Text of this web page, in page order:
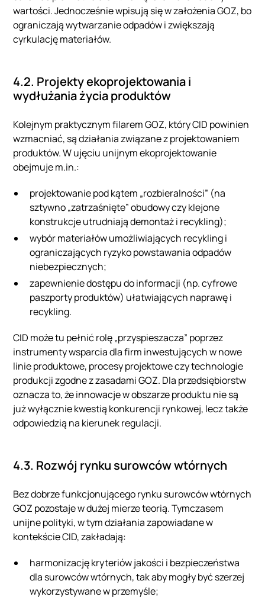
wartości. Jednocześnie wpisują się w założenia GOZ, bo
ograniczają wytwarzanie odpadów i zwiększają
cyrkulację materiałów.
4.2. Projekty ekoprojektowania i
wydłużania życia produktów
Kolejnym praktycznym filarem GOZ, który CID powinien
wzmacniać, są działania związane z projektowaniem
produktów. W ujęciu unijnym ekoprojektowanie
obejmuje m.in.:
projektowanie pod kątem „rozbieralności” (na
sztywno „zatrzaśnięte” obudowy czy klejone
konstrukcje utrudniają demontaż i recykling);
wybór materiałów umożliwiających recykling i
ograniczających ryzyko powstawania odpadów
niebezpiecznych;
zapewnienie dostępu do informacji (np. cyfrowe
paszporty produktów) ułatwiających naprawę i
recykling.
CID może tu pełnić rolę „przyspieszacza” poprzez
instrumenty wsparcia dla firm inwestujących w nowe
linie produktowe, procesy projektowe czy technologie
produkcji zgodne z zasadami GOZ. Dla przedsiębiorstw
oznacza to, że innowacje w obszarze produktu nie są
już wyłącznie kwestią konkurencji rynkowej, lecz także
odpowiedzią na kierunek regulacji.
4.3. Rozwój rynku surowców wtórnych
Bez dobrze funkcjonującego rynku surowców wtórnych
GOZ pozostaje w dużej mierze teorią. Tymczasem
unijne polityki, w tym działania zapowiadane w
kontekście CID, zakładają:
harmonizację kryteriów jakości i bezpieczeństwa
dla surowców wtórnych, tak aby mogły być szerzej
wykorzystywane w przemyśle;